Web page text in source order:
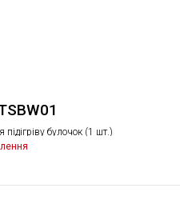
підігріву булочок (1 шт.)